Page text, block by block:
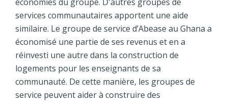
services communautaires apportent une aide
similaire. Le groupe de service d’Abease au Ghana a
économisé une partie de ses revenus et en a
réinvesti une autre dans la construction de
logements pour les enseignants de sa
communauté. De cette manière, les groupes de
service peuvent aider à construire des